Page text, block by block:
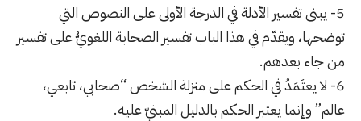
5- يبنى تفسير الأدلة في الدرجة الأولى على النصوص التي
توضحها، ويقدّم في هذا الباب تفسير الصحابة اللغويُّ على تفسير
من جاء بعدهم.
6- لا يعتَمَدُ في الحكم على منزلة الشخص “صحابي، تابعي،
عالم” وإنما يعتبر الحكم بالدليل المبنيّ عليه.